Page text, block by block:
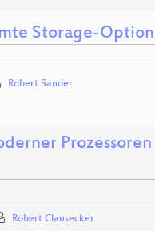
Storage-
Robert Sander
Prozessoren
Robert Clausecker